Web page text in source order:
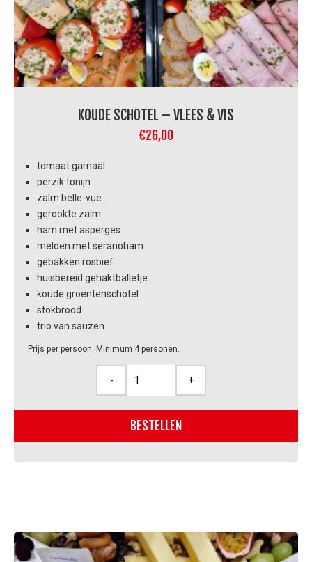
KOUDE SCHOTEL – VLEES & VIS
€26,00
tomaat garnaal
perzik tonijn
zalm belle-vue
gerookte zalm
ham met asperges
meloen met seranoham
gebakken rosbief
huisbereid gehaktballetje
koude groentenschotel
stokbrood
trio van sauzen
Prijs per persoon. Minimum 4 personen.
&
- +
BESTELLEN